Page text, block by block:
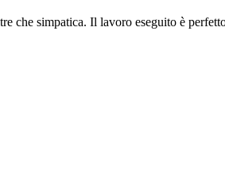
che simpatica. Il lavoro eseguito è